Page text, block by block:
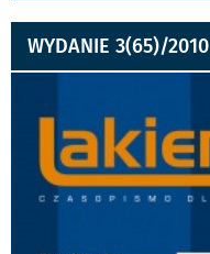
WYDANIE 3(65)/2010